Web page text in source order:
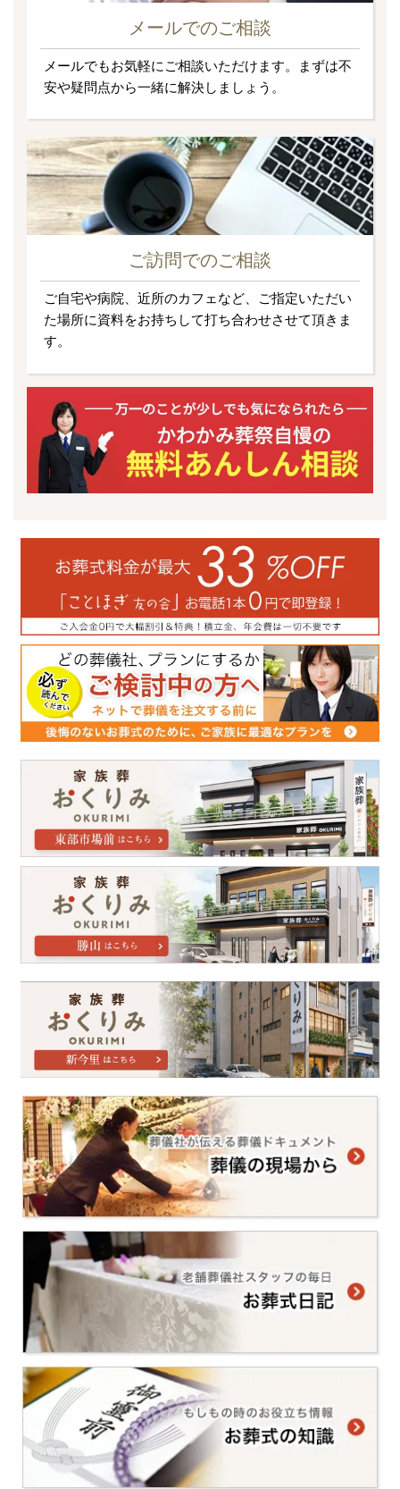
メールでのご相談
メールでもお気軽にご相談いただけます。まずは不
安や疑問点から一緒に解決しましょう。
ご訪問でのご相談
ご自宅や病院、近所のカフェなど、ご指定いただい
た場所に資料をお持ちして打ち合わせさせて頂きま
す。